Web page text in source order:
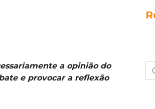
a opinião do
e provocar a reflexão